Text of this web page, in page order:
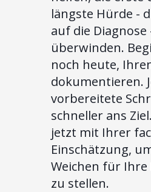
längste Hürde -
auf die Diagnose
überwinden.
noch heute,
dokumentieren.
vorbereitete
schneller ans
jetzt mit Ihrer
Einschätzung,
Weichen für
zu stellen.